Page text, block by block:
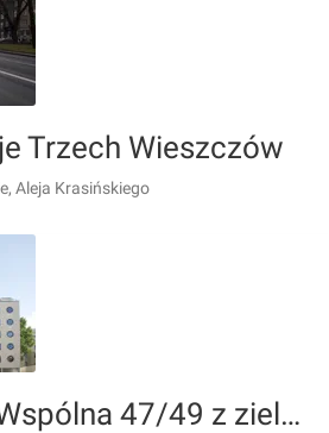
Trzech Wieszczów
Aleja Krasińskiego
[Warszawa] Wspólna 47/49 z zielonym certyfikatem